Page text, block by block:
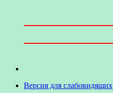
Версия для слабовидящих